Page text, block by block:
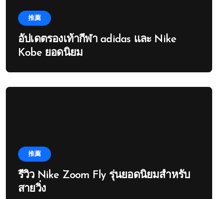
推薦
อัปเดตรองเท้ากีฬา adidas และ Nike
Kobe ยอดนิยม
推薦
รีวิว Nike Zoom Fly รุ่นยอดนิยมสำหรับ
สายวิ่ง